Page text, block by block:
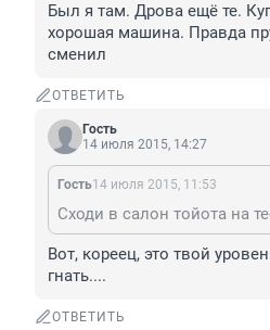
Был я там. Дрова ещё те.
хорошая машина. Правда
сменил
ОТВЕТИТЬ
Гость
14 июля 2015, 14:27
Гость14 июля 2015, 11:53
Вот, кореец, это твой
гнать....
ОТВЕТИТЬ